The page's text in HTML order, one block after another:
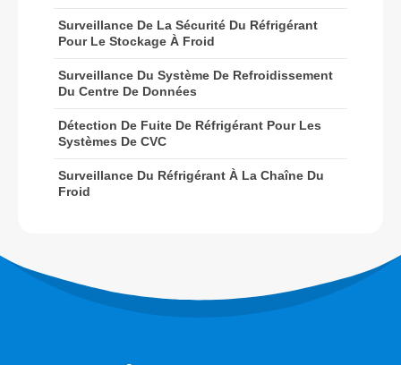
Surveillance De La Sécurité Du Réfrigérant
Pour Le Stockage À Froid
Surveillance Du Système De Refroidissement
Du Centre De Données
Détection De Fuite De Réfrigérant Pour Les
Systèmes De CVC
Surveillance Du Réfrigérant À La Chaîne Du
Froid
Détection de fuite de réfrigérant pour
les systèmes de CVC
Surveillance du réfrigérant à la
chaîne du froid
Surveillance du système de
refroidissement du centre de
données
Surveillance du gaz de réfrigération
industrielle